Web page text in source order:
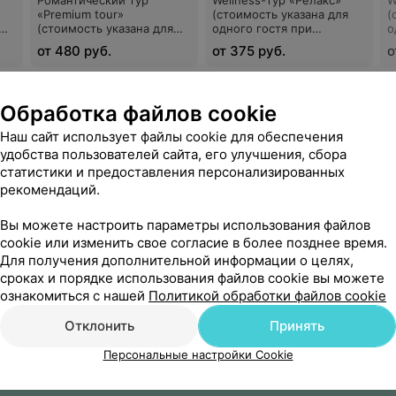
«Premium tour»
(стоимость указана для
двухместном
размещении)
от 480 руб.
(стоимость указана для
одного гостя при
размещении)
от 375 руб.
Обработка файлов cookie
Наш сайт использует файлы cookie для обеспечения
удобства пользователей сайта, его улучшения, сбора
статистики и предоставления персонализированных
рекомендаций.
Вы можете настроить параметры использования файлов
cookie или изменить свое согласие в более позднее время.
Для получения дополнительной информации о целях,
сроках и порядке использования файлов cookie вы можете
ознакомиться с нашей Политикой обработки файлов cookie
Отклонить
Принять
Персональные настройки Cookie